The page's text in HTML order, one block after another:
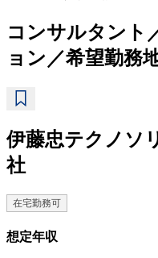
コンサルタント
ョン／希望勤務
伊藤忠テクノソ
社
在宅勤務可
想定年収